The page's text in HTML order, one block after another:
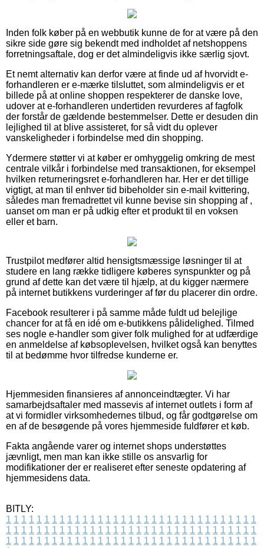
Inden folk køber på en webbutik kunne de for at være på den
sikre side gøre sig bekendt med indholdet af netshoppens
forretningsaftale, dog er det almindeligvis ikke særlig sjovt.
Et nemt alternativ kan derfor være at finde ud af hvorvidt e-
forhandleren er e-mærke tilsluttet, som almindeligvis er et
billede på at online shoppen respekterer de danske love,
udover at e-forhandleren undertiden revurderes af fagfolk
der forstår de gældende bestemmelser. Dette er desuden din
lejlighed til at blive assisteret, for så vidt du oplever
vanskeligheder i forbindelse med din shopping.
Ydermere støtter vi at køber er omhyggelig omkring de mest
centrale vilkår i forbindelse med transaktionen, for eksempel
hvilken returneringsret e-forhandleren har. Her er det tillige
vigtigt, at man til enhver tid bibeholder sin e-mail kvittering,
således man fremadrettet vil kunne bevise sin shopping af ,
uanset om man er på udkig efter et produkt til en voksen
eller et barn.
Trustpilot medfører altid hensigtsmæssige løsninger til at
studere en lang række tidligere køberes synspunkter og på
grund af dette kan det være til hjælp, at du kigger nærmere
på internet butikkens vurderinger af før du placerer din ordre.
Facebook resulterer i på samme måde fuldt ud belejlige
chancer for at få en idé om e-butikkens pålidelighed. Tilmed
ses nogle e-handler som giver folk mulighed for at udfærdige
en anmeldelse af købsoplevelsen, hvilket også kan benyttes
til at bedømme hvor tilfredse kunderne er.
Hjemmesiden finansieres af annonceindtægter. Vi har
samarbejdsaftaler med massevis af internet outlets i form af
at vi formidler virksomhedernes tilbud, og får godtgørelse om
en af de besøgende på vores hjemmeside fuldfører et køb.
Fakta angående varer og internet shops understøttes
jævnligt, men man kan ikke stille os ansvarlig for
modifikationer der er realiseret efter seneste opdatering af
hjemmesidens data.
BITLY:
1 1 1 1 1 1 1 1 1 1 1 1 1 1 1 1 1 1 1 1 1 1 1 1 1 1 1 1 1 1 1 1 1
1 1 1 1 1 1 1 1 1 1 1 1 1 1 1 1 1 1 1 1 1 1 1 1 1 1 1 1 1 1 1 1 1
1 1 1 1 1 1 1 1 1 1 1 1 1 1 1 1 1 1 1 1 1 1 1 1 1 1 1 1 1 1 1 1 1